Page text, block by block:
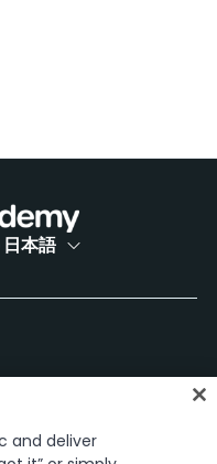
日本語
and deliver